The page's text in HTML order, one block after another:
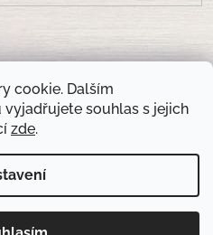
cookie. Dalším
souhlas s jejich
zde.
- 8.30 -17.00 , sobota 9.00-11 .00
Zelená lékarna Vsetín